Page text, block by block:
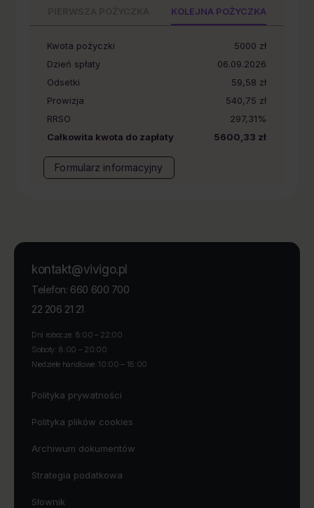
KOLEJNA POŻYCZKA
Kwota pożyczki 5000 zł
Dzień spłaty
06.09.2026
Odsetki
59,58 zł
Prowizja
540,75 zł
RRSO
297,31%
Całkowita kwota do zapłaty
5600,33 zł
Formularz informacyjny
kontakt@vivigo.pl
Telefon: 660 600 700
22 206 21 21
Dni robocze: 8:00 – 22:00
Soboty: 8:00 – 20:00
Niedziele handlowe: 10:00 – 18:00
Polityka prywatności
Polityka plików cookies
Archiwum dokumentów
Strategia podatkowa
Słownik